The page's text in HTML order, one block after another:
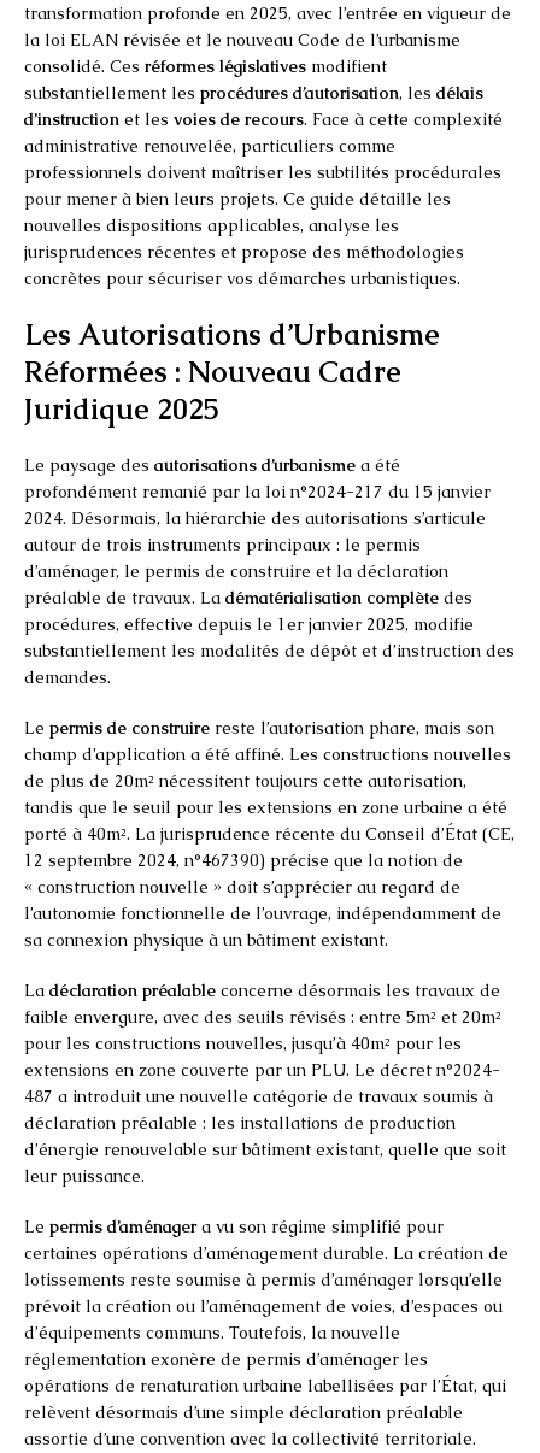
transformation profonde en 2025, avec l’entrée en vigueur de
la loi ELAN révisée et le nouveau Code de l’urbanisme
consolidé. Ces réformes législatives modifient
substantiellement les procédures d’autorisation, les délais
d’instruction et les voies de recours. Face à cette complexité
administrative renouvelée, particuliers comme
professionnels doivent maîtriser les subtilités procédurales
pour mener à bien leurs projets. Ce guide détaille les
nouvelles dispositions applicables, analyse les
jurisprudences récentes et propose des méthodologies
concrètes pour sécuriser vos démarches urbanistiques.
Les Autorisations d’Urbanisme
Réformées : Nouveau Cadre
Juridique 2025
Le paysage des autorisations d’urbanisme a été
profondément remanié par la loi n°2024-217 du 15 janvier
2024. Désormais, la hiérarchie des autorisations s’articule
autour de trois instruments principaux : le permis
d’aménager, le permis de construire et la déclaration
préalable de travaux. La dématérialisation complète des
procédures, effective depuis le 1er janvier 2025, modifie
substantiellement les modalités de dépôt et d’instruction des
demandes.
Le permis de construire reste l’autorisation phare, mais son
champ d’application a été affiné. Les constructions nouvelles
de plus de 20m² nécessitent toujours cette autorisation,
tandis que le seuil pour les extensions en zone urbaine a été
porté à 40m². La jurisprudence récente du Conseil d’État (CE,
12 septembre 2024, n°467390) précise que la notion de
« construction nouvelle » doit s’apprécier au regard de
l’autonomie fonctionnelle de l’ouvrage, indépendamment de
sa connexion physique à un bâtiment existant.
La déclaration préalable concerne désormais les travaux de
faible envergure, avec des seuils révisés : entre 5m² et 20m²
pour les constructions nouvelles, jusqu’à 40m² pour les
extensions en zone couverte par un PLU. Le décret n°2024-
487 a introduit une nouvelle catégorie de travaux soumis à
déclaration préalable : les installations de production
d’énergie renouvelable sur bâtiment existant, quelle que soit
leur puissance.
Le permis d’aménagera vu son régime simplifié pour
certaines opérations d’aménagement durable. La création de
lotissements reste soumise à permis d’aménager lorsqu’elle
prévoit la création ou l’aménagement de voies, d’espaces ou
d’équipements communs. Toutefois, la nouvelle
réglementation exonère de permis d’aménager les
opérations de renaturation urbaine labellisées par l’État, qui
relèvent désormais d’une simple déclaration préalable
assortie d’une convention avec la collectivité territoriale.